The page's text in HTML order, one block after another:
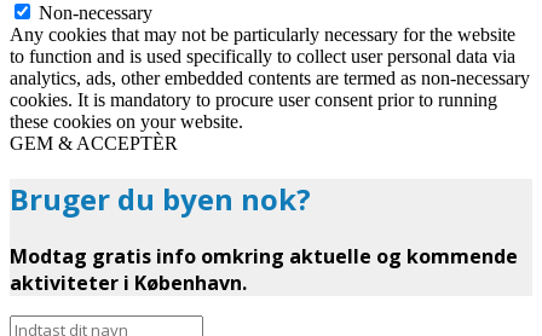
Non-necessary
Any cookies that may not be particularly necessary for the website
to function and is used specifically to collect user personal data via
analytics, ads, other embedded contents are termed as non-necessary
cookies. It is mandatory to procure user consent prior to running
these cookies on your website.
GEM & ACCEPTÈR
Bruger du byen nok?
Modtag gratis info omkring aktuelle og kommende
aktiviteter i København.